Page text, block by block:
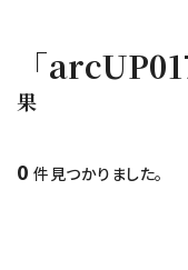
「
果
0 件見つかりました。